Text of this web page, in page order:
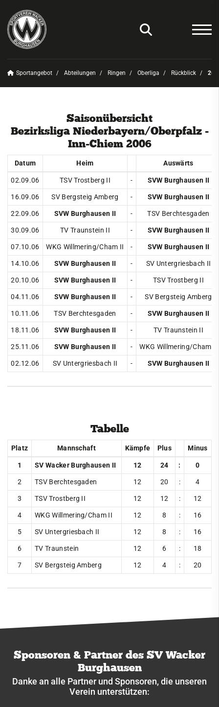
Sportangebot Abteilungen Ringen Oberliga Rückblick
Saisonübersicht
Bezirksliga Niederbayern/Oberpfalz -
Inn-Chiem 2006
Datum Heim Auswärts
02.09.06 TSV Trostberg II -
SVW Burghausen II
16.09.06
SV Bergsteig Amberg -
SVW Burghausen II
22.09.06
SVW Burghausen II -
TSV Berchtesgaden
30.09.06
TV Traunstein II -
SVW Burghausen II
07.10.06
WKG Willmering/Cham II -
SVW Burghausen II
14.10.06
SVW Burghausen II -
SV Untergriesbach II
20.10.06
SVW Burghausen II -
TSV Trostberg II
04.11.06
SVW Burghausen II -
SV Bergsteig Amberg
10.11.06
TSV Berchtesgaden -
SVW Burghausen II
18.11.06
SVW Burghausen II -
TV Traunstein II
25.11.06
SVW Burghausen II -
WKG Willmering/Cham II
02.12.06
SV Untergriesbach II - SVW Burghausen II
Tabelle
Platz Mannschaft Kämpfe Plus Minus
1 SV Wacker Burghausen II 12 24 :
0
2
TSV Berchtesgaden 12 20 :
4
3
TSV Trostberg II 12 12 :
12
4
WKG Willmering/Cham II 12 8 :
16
5
SV Untergriesbach II 12 8 :
16
6
TV Traunstein 12 6 :
18
7
SV Bergsteig Amberg 12 4 : 20
Sponsoren & Partner des SV Wacker
Burghausen
Danke an alle Partner und Sponsoren, die unseren
Verein unterstützen:
Deinen Sport finden
Amateurfunk
Badminton
Basketball
Cricket
Eisschützen
Faustball
Fußball
Handball
Jugendclub
News & Events
Teams
1. Bundesliga
Saisonübersicht
Tabelle
Rückblick
2020